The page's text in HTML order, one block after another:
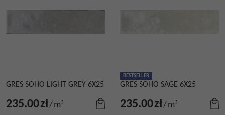
GRES SOHO LIGHT GREY 6X25
235.00zł/m²
BESTSELLER
GRES SOHO SAGE 6X25
235.00zł/m²